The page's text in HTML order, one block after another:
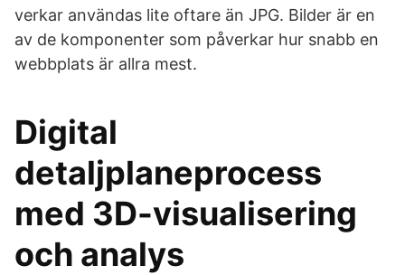
verkar användas lite oftare än JPG. Bilder är en
av de komponenter som påverkar hur snabb en
webbplats är allra mest.
Digital
detaljplaneprocess
med 3D-visualisering
och analys